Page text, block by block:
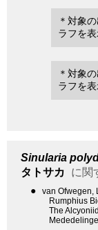
＊対象
ラフを表
＊対象
ラフを表
Sinularia
タトサカ
に関
●
van Ofwegen,
Rumphius
The